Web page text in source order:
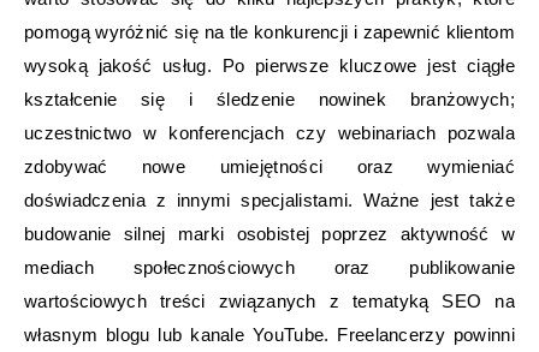
pomogą wyróżnić się na tle konkurencji i zapewnić klientom
wysoką jakość usług. Po pierwsze kluczowe jest ciągłe
kształcenie się i śledzenie nowinek branżowych;
uczestnictwo w konferencjach czy webinariach pozwala
zdobywać nowe umiejętności oraz wymieniać
doświadczenia z innymi specjalistami. Ważne jest także
budowanie silnej marki osobistej poprzez aktywność w
mediach społecznościowych oraz publikowanie
wartościowych treści związanych z tematyką SEO na
własnym blogu lub kanale YouTube. Freelancerzy powinni